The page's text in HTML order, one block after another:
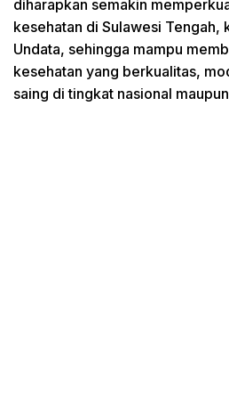
diharapkan semakin
kesehatan di Sulawesi Tengah,
Undata, sehingga mampu
kesehatan yang berkualitas,
saing di tingkat nasional